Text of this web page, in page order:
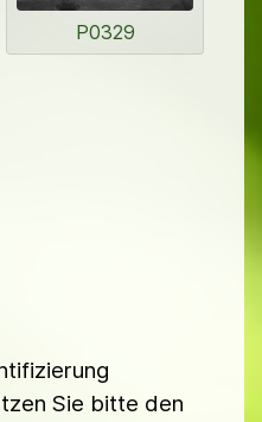
P0329
Sie bitte den